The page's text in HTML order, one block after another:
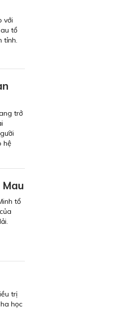
với
tổ
tỉnh.
trở
hệ
tổ
trị
học